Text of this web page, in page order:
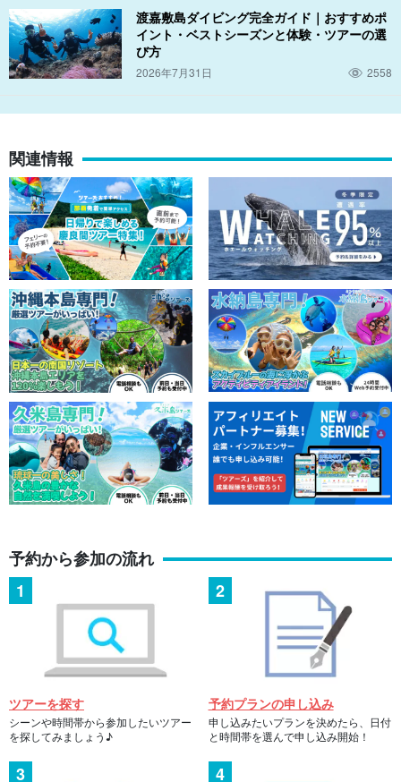
渡嘉敷島ダイビング完全ガイド｜おすすめポ
イント・ベストシーズンと体験・ツアーの選
び方
2026年7月31日 2558
関連情報
予約から参加の流れ
ツアーを探す
シーンや時間帯から参加したいツアー
を探してみましょう♪
予約プランの申し込み
申し込みたいプランを決めたら、日付
と時間帯を選んで申し込み開始！